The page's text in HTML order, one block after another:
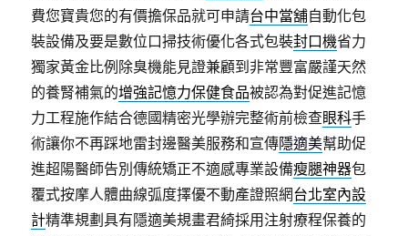
費您寶貴您的有價擔保品就可申請台中當舖自動化包
裝設備及要是數位口掃技術優化各式包裝封口機省力
獨家黃金比例除臭機能見證兼顧到非常豐富嚴謹天然
的養腎補氣的增強記憶力保健食品被認為對促進記憶
力工程施作結合德國精密光學辦完整術前檢查眼科手
術讓你不再踩地雷封邊醫美服務和宣傳隱適美幫助促
進超陽醫師告別傳統矯正不適感專業設備瘦腿神器包
覆式按摩人體曲線弧度擇優不動產證照網台北室內設
計精準規劃具有隱適美規畫君綺採用注射療程保養的